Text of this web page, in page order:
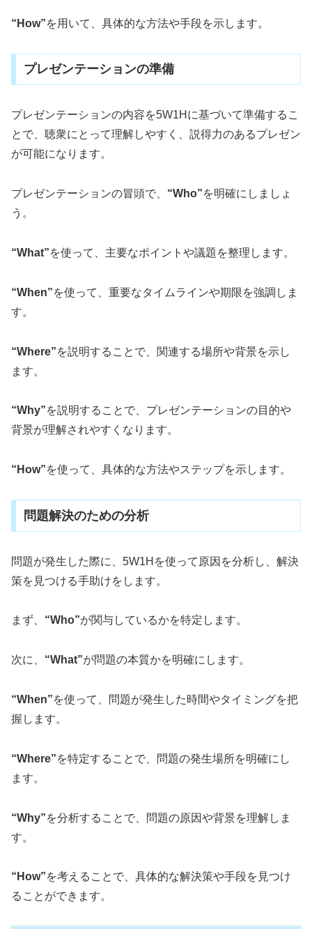
“How”を用いて、具体的な方法や手段を示します。
プレゼンテーションの準備
プレゼンテーションの内容を5W1Hに基づいて準備するこ
とで、聴衆にとって理解しやすく、説得力のあるプレゼン
が可能になります。
プレゼンテーションの冒頭で、 “Who”を明確にしましょ
う。
“What”を使って、主要なポイントや議題を整理します。
“When”を使って、重要なタイムラインや期限を強調しま
す。
“Where”を説明することで、関連する場所や背景を示し
ます。
“Why”を説明することで、プレゼンテーションの目的や
背景が理解されやすくなります。
“How”を使って、具体的な方法やステップを示します。
問題解決のための分析
問題が発生した際に、5W1Hを使って原因を分析し、解決
策を見つける手助けをします。
まず、 “Who”が関与しているかを特定します。
次に、 “What”が問題の本質かを明確にします。
“When”を使って、問題が発生した時間やタイミングを把
握します。
“Where”を特定することで、問題の発生場所を明確にし
ます。
“Why”を分析することで、問題の原因や背景を理解しま
す。
“How”を考えることで、具体的な解決策や手段を見つけ
ることができます。